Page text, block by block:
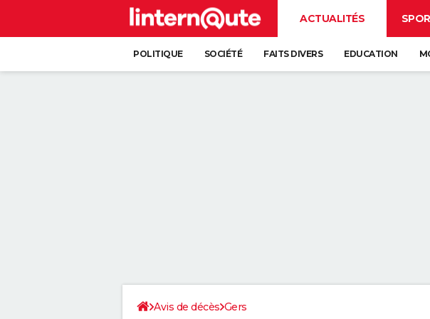
ACTUALITÉS
POLITIQUE SOCIÉTÉ FAITS DIVERS EDUCATION
Avis de décès Gers